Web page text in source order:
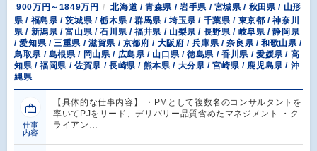
900万円～1849万円
北海道 / 青森県 / 岩手県 / 宮城県 / 秋田県 / 山形
県 / 福島県 / 茨城県 / 栃木県 / 群馬県 / 埼玉県 / 千葉県 / 東京都 / 神奈川
県 / 新潟県 / 富山県 / 石川県 / 福井県 / 山梨県 / 長野県 / 岐阜県 / 静岡県
/ 愛知県 / 三重県 / 滋賀県 / 京都府 / 大阪府 / 兵庫県 / 奈良県 / 和歌山県 /
鳥取県 / 島根県 / 岡山県 / 広島県 / 山口県 / 徳島県 / 香川県 / 愛媛県 / 高
知県 / 福岡県 / 佐賀県 / 長崎県 / 熊本県 / 大分県 / 宮崎県 / 鹿児島県 / 沖
縄県
仕事
内容
【具体的な仕事内容】 ・PMとして複数名のコンサルタントを
率いてPJをリード、デリバリー品質含めたマネジメント ・ク
ライアン…